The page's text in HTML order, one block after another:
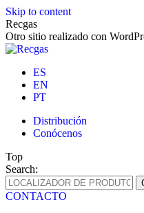
Skip to content
Recgas
Otro sitio realizado con
ES
EN
PT
Distribución
Conócenos
Top
Search:
CONTACTO